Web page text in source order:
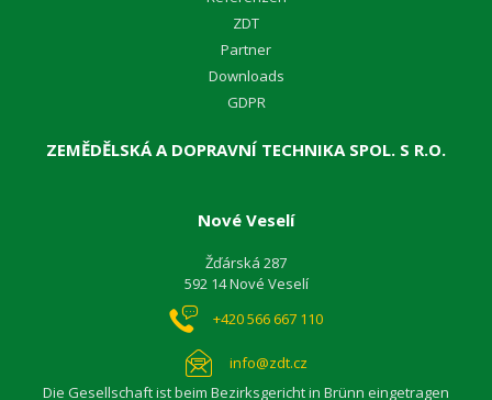
ZDT
Partner
Downloads
GDPR
ZEMĚDĚLSKÁ A DOPRAVNÍ TECHNIKA SPOL. S R.O.
Nové Veselí
Žďárská 287
592 14 Nové Veselí
+420 566 667 110
info@zdt.cz
Die Gesellschaft ist beim Bezirksgericht in Brünn eingetragen